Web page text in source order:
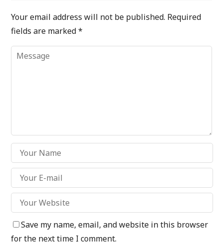
Your email address will not be published. Required
fields are marked*
Save my name, email, and website in this browser
for the next time I comment.